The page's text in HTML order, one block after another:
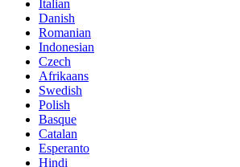
Italian
Danish
Romanian
Indonesian
Czech
Afrikaans
Swedish
Polish
Basque
Catalan
Esperanto
Hindi